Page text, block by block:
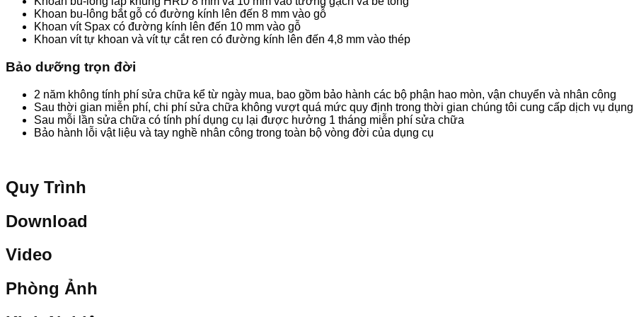
Khoan bu-lông bắt gỗ có đường kính lên đến 8 mm vào gỗ
Khoan vít Spax có đường kính lên đến 10 mm vào gỗ
Khoan vít tự khoan và vít tự cắt ren có đường kính lên đến 4,8 mm vào thép
Bảo dưỡng trọn đời
2 năm không tính phí sửa chữa kể từ ngày mua, bao gồm bảo hành các bộ phận hao mòn, vận chuyển và nhân công
Sau thời gian miễn phí, chi phí sửa chữa không vượt quá mức quy định trong thời gian chúng tôi cung cấp dịch vụ
Sau mỗi lần sửa chữa có tính phí dụng cụ lại được hưởng 1 tháng miễn phí sửa chữa
Bảo hành lỗi vật liệu và tay nghề nhân công trong toàn bộ vòng đời của dụng cụ
Quy Trình
Download
Video
Phòng Ảnh